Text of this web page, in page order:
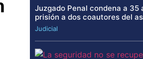
Juzgado Penal condena a 35
prisión a dos coautores del
Judicial